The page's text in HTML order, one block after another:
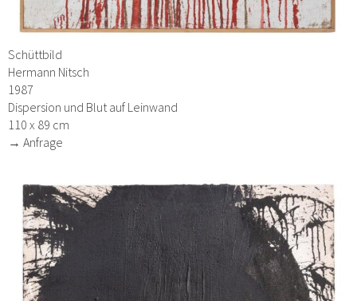
Schüttbild
Hermann Nitsch
1987
Dispersion und Blut auf Leinwand
110 x 89 cm
→ Anfrage